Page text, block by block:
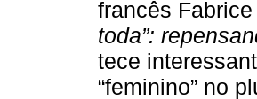
francês
toda”:
tece
“feminino” no